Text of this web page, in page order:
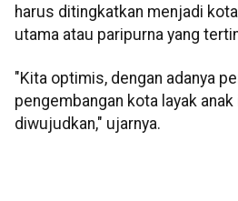
harus ditingkatkan menjadi
utama atau paripurna yang
"Kita optimis, dengan adanya
pengembangan kota layak anak
diwujudkan," ujarnya.